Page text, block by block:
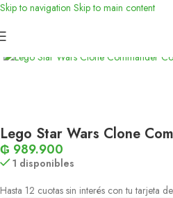
Skip to navigation Skip to main content
Inicio
Lego Star Wars Clone
₲ 989.900
1 disponibles
Hasta 12 cuotas sin interés con tu tarjeta